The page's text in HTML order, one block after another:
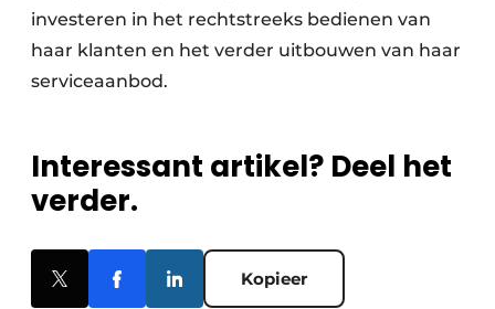
investeren in het rechtstreeks bedienen van
haar klanten en het verder uitbouwen van haar
serviceaanbod.
Interessant artikel? Deel het
verder.
Kopieer